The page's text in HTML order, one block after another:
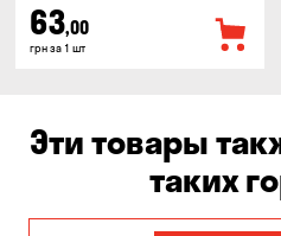
63,00
грн за 1 шт
Эти товары
таких